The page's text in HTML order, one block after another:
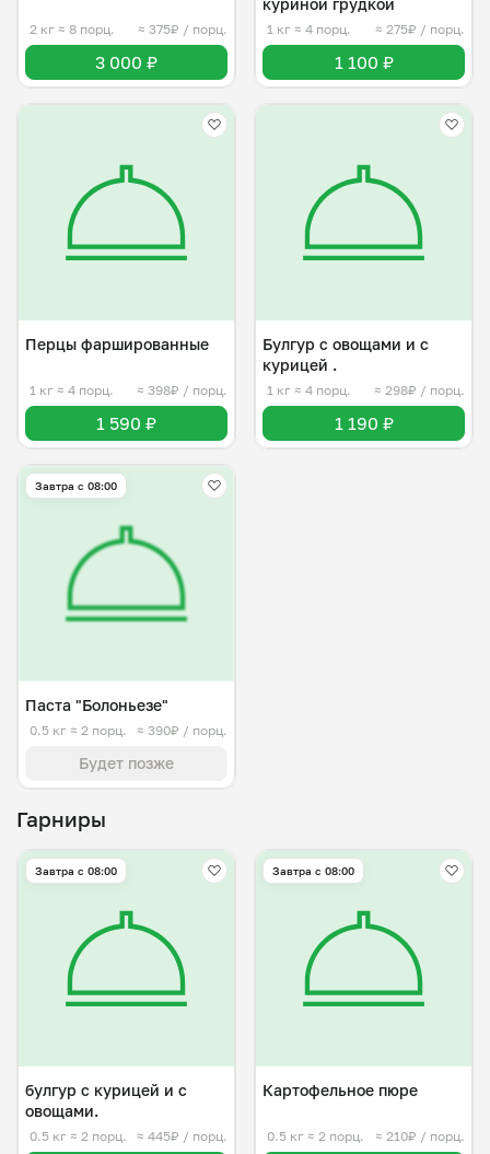
2 кг ≈ 8 порц. ≈ 375₽ / порц.
3 000 ₽
куриной грудкой
1 кг ≈ 4 порц. ≈ 275₽ / порц.
1 100 ₽
Перцы фаршированные
1 кг ≈ 4 порц. ≈ 398₽ / порц.
1 590 ₽
Булгур с овощами и с
курицей .
1 кг ≈ 4 порц. ≈ 298₽ / порц.
1 190 ₽
Завтра c 08:00
Паста "Болоньезе"
0.5 кг ≈ 2 порц. ≈ 390₽ / порц.
Будет позже
Гарниры
Завтра c 08:00
булгур с курицей и с
овощами.
0.5 кг ≈ 2 порц. ≈ 445₽ / порц.
Завтра c 08:00
Картофельное пюре
0.5 кг ≈ 2 порц. ≈ 210₽ / порц.